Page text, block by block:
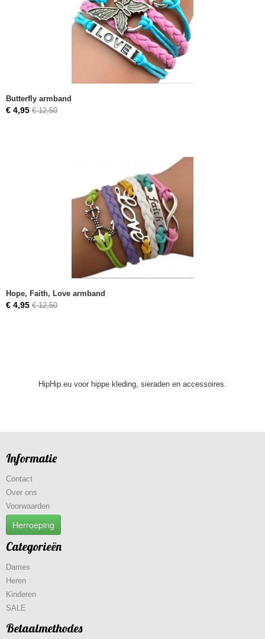
Butterfly armband
€ 4,95 € 12,50
Hope, Faith, Love armband
€ 4,95 € 12,50
HipHip.eu voor hippe kleding, sieraden en accessoires.
Informatie
Contact
Over ons
Voorwaarden
Herroeping
Categorieën
Dames
Heren
Kinderen
SALE
Betaalmethodes